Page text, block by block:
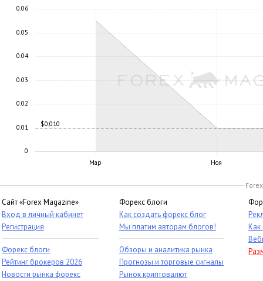
Мар Ноя
$0,010
0
0.01
0.02
0.03
0.04
0.05
0.06
Сайт «Forex Magazine»
Вход в личный кабинет
Регистрация
Форекс блоги
Рейтинг брокеров 2026
Новости рынка форекс
Форекс блоги
Как создать форекс блог
Мы платим авторам блогов!
Обзоры и аналитика рынка
Прогнозы и торговые сигналы
Рынок криптовалют
Как